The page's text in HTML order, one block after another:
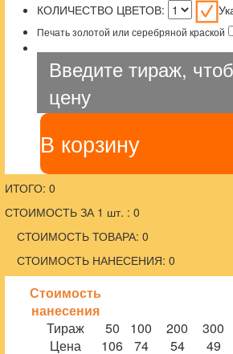
КОЛИЧЕСТВО ЦВЕТОВ:
Печать золотой или серебряной краской
Введите тираж,
цену
В корзину
ИТОГО: 0
СТОИМОСТЬ ЗА 1 шт. : 0
СТОИМОСТЬ ТОВАРА: 0
СТОИМОСТЬ НАНЕСЕНИЯ: 0
Стоимость
нанесения
Тираж
50 100 200 300
Цена
106 74 54 49